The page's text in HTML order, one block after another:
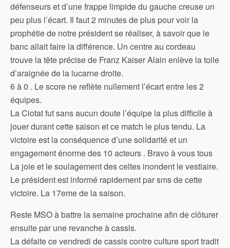
défenseurs et d’une frappe limpide du gauche creuse un
peu plus l’écart. Il faut 2 minutes de plus pour voir la
prophétie de notre président se réaliser, à savoir que le
banc allait faire la différence. Un centre au cordeau
trouve la tête précise de Franz Kaiser Alain enlève la toile
d’araignée de la lucarne droite.
6 à 0 . Le score ne reflète nullement l’écart entre les 2
équipes.
La Ciotat fut sans aucun doute l’équipe la plus difficile à
jouer durant cette saison et ce match le plus tendu. La
victoire est la conséquence d’une solidarité et un
engagement énorme des 10 acteurs . Bravo à vous tous
La joie et le soulagement des celtes inondent le vestiaire.
Le président est informé rapidement par sms de cette
victoire. La 17eme de la saison.
Reste MSO à battre la semaine prochaine afin de clôturer
ensuite par une revanche à cassis.
La défaite ce vendredi de cassis contre culture sport tradit